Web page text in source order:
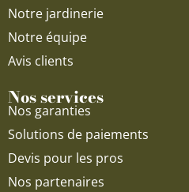
Notre jardinerie
Notre équipe
Avis clients
Nos services
Nos garanties
Solutions de paiements
Devis pour les pros
Nos partenaires